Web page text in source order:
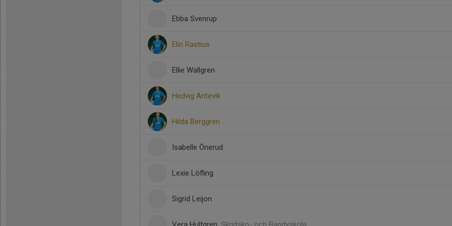
Ebba Svenrup
Elin Rastius
Ellie Wallgren
Hedvig Antevik
Hilda Berggren
Isabelle Önerud
Lexie Löfling
Sigrid Leijon